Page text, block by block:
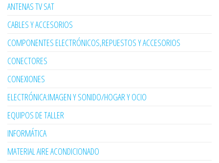
ANTENAS TV SAT
CABLES Y ACCESORIOS
COMPONENTES ELECTRÓNICOS,REPUESTOS Y ACCESORIOS
CONECTORES
CONEXIONES
ELECTRÓNICA:IMAGEN Y SONIDO/HOGAR Y OCIO
EQUIPOS DE TALLER
INFORMÁTICA
MATERIAL AIRE ACONDICIONADO